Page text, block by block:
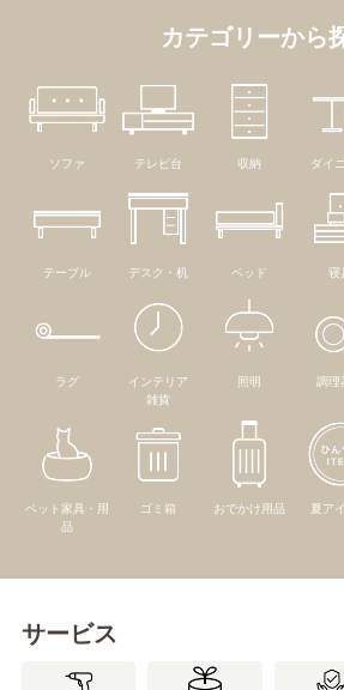
カテゴリーから
ソファ テレビ台 収納 ダイ
テーブル デスク・机 ベッド 寝
ラグ
インテリア
雑貨
照明 調理
ペット家具・用
品
ゴミ箱 おでかけ用品 夏ア
サービス